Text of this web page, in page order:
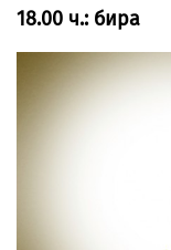
18.00 ч.: бира